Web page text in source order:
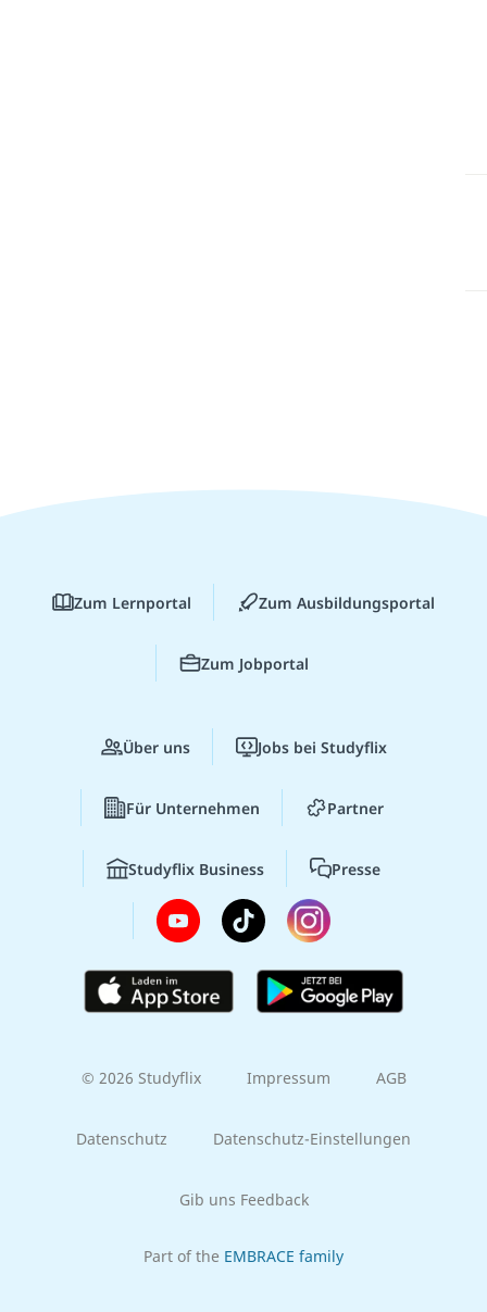
Zum Lernportal Zum Ausbildungsportal
Zum Jobportal
Über uns Jobs bei Studyflix
Für Unternehmen Partner
Studyflix Business Presse
© 2026 Studyflix Impressum AGB
Datenschutz Datenschutz-Einstellungen
Gib uns Feedback
Part of the EMBRACE family